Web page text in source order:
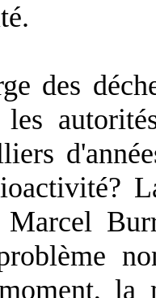
des
les
la